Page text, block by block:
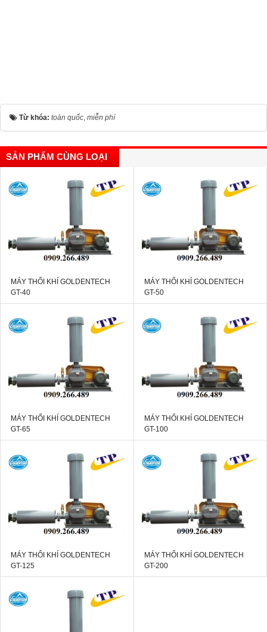
Từ khóa: toàn quốc, miễn phí
SẢN PHẨM CÙNG LOẠI
MÁY THỔI KHÍ GOLDENTECH
GT-40
MÁY THỔI KHÍ GOLDENTECH
GT-50
MÁY THỔI KHÍ GOLDENTECH
GT-65
MÁY THỔI KHÍ GOLDENTECH
GT-100
MÁY THỔI KHÍ GOLDENTECH
GT-125
MÁY THỔI KHÍ GOLDENTECH
GT-200